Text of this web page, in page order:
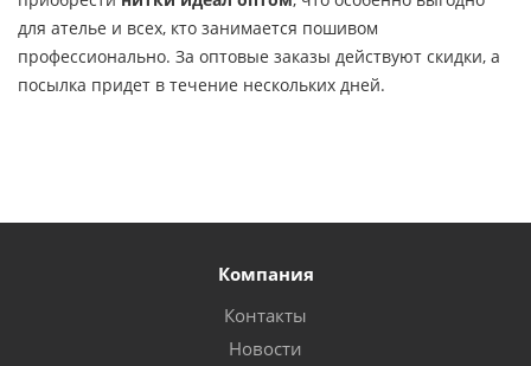
для ателье и всех, кто занимается пошивом
профессионально. За оптовые заказы действуют скидки, а
посылка придет в течение нескольких дней.
Компания
Контакты
Новости